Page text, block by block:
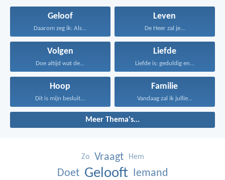
Geloof
Daarom zeg ik: Als...
Leven
De Heer zal je...
Volgen
Doe altijd wat de...
Liefde
Liefde is: geduldig en...
Hoop
Dit is mijn besluit...
Familie
Vandaag zal ik jullie...
Meer Thema's...
Zo Vraagt Hem
Doet Gelooft Iemand